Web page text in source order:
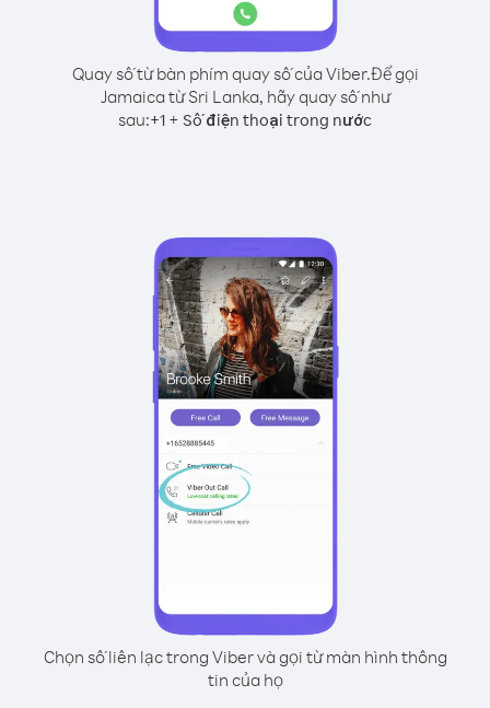
Quay số từ bàn phím quay số của Viber.Để gọi
Jamaica từ Sri Lanka, hãy quay số như
sau:+1 + Số điện thoại trong nước
Chọn số liên lạc trong Viber và gọi từ màn hình thông
tin của họ